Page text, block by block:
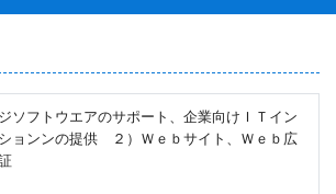
ソフトウエアのサポート、企業向けＩＴイン
ョンンの提供 ２）Ｗｅｂサイト、Ｗｅｂ広